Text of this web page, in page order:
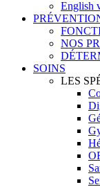
English
NOS
SOINS
LES